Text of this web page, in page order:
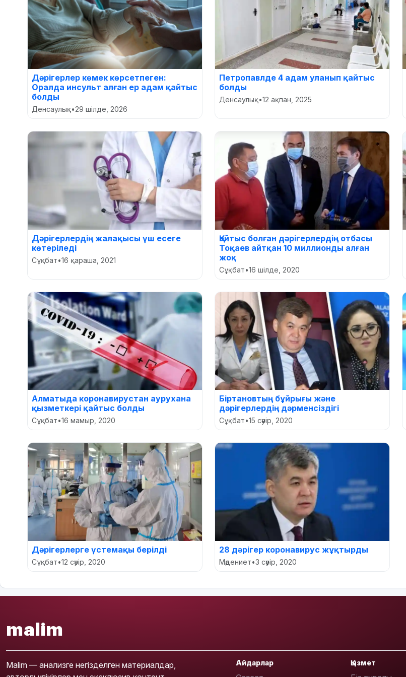
Дәрігерлер көмек көрсетпеген:
Оралда инсульт алған ер адам қайтыс
болды
Денсаулық•29 шілде, 2026
Петропавлде 4 адам уланып қайтыс
болды
Денсаулық•12 ақпан, 2025
Дәрігерлердің жалақысы үш есеге
көтеріледі
Сұқбат•16 қараша, 2021
Қайтыс болған дәрігерлердің отбасы
Тоқаев айтқан 10 миллионды алған
жоқ
Сұқбат•16 шілде, 2020
Алматыда коронавирустан аурухана
қызметкері қайтыс болды
Сұқбат•16 мамыр, 2020
Біртановтың бұйрығы және
дәрігерлердің дәрменсіздігі
Сұқбат•15 сәуір, 2020
Дәрігерлерге үстемақы берілді
Сұқбат•12 сәуір, 2020
28 дәрігер коронавирус жұқтырды
Мәдениет•3 сәуір, 2020
malim
Malim — анализге негізделген материалдар,
Айдарлар Қызмет